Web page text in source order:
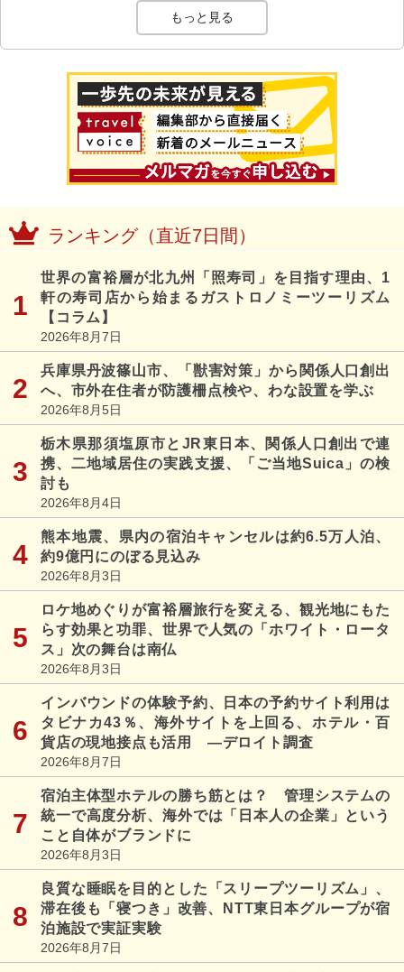
もっと見る
ランキング（直近7日間）
世界の富裕層が北九州「照寿司」を目指す理由、1
軒の寿司店から始まるガストロノミーツーリズム
【コラム】
2026年8月7日
兵庫県丹波篠山市、「獣害対策」から関係人口創出
へ、市外在住者が防護柵点検や、わな設置を学ぶ
2026年8月5日
栃木県那須塩原市とJR東日本、関係人口創出で連
携、二地域居住の実践支援、「ご当地Suica」の検
討も
2026年8月4日
熊本地震、県内の宿泊キャンセルは約6.5万人泊、
約9億円にのぼる見込み
2026年8月3日
ロケ地めぐりが富裕層旅行を変える、観光地にもた
らす効果と功罪、世界で人気の「ホワイト・ロータ
ス」次の舞台は南仏
2026年8月3日
インバウンドの体験予約、日本の予約サイト利用は
タビナカ43％、海外サイトを上回る、ホテル・百
貨店の現地接点も活用 ―デロイト調査
2026年8月7日
宿泊主体型ホテルの勝ち筋とは？ 管理システムの
統一で高度分析、海外では「日本人の企業」という
こと自体がブランドに
2026年8月3日
良質な睡眠を目的とした「スリープツーリズム」、
滞在後も「寝つき」改善、NTT東日本グループが宿
泊施設で実証実験
2026年8月7日